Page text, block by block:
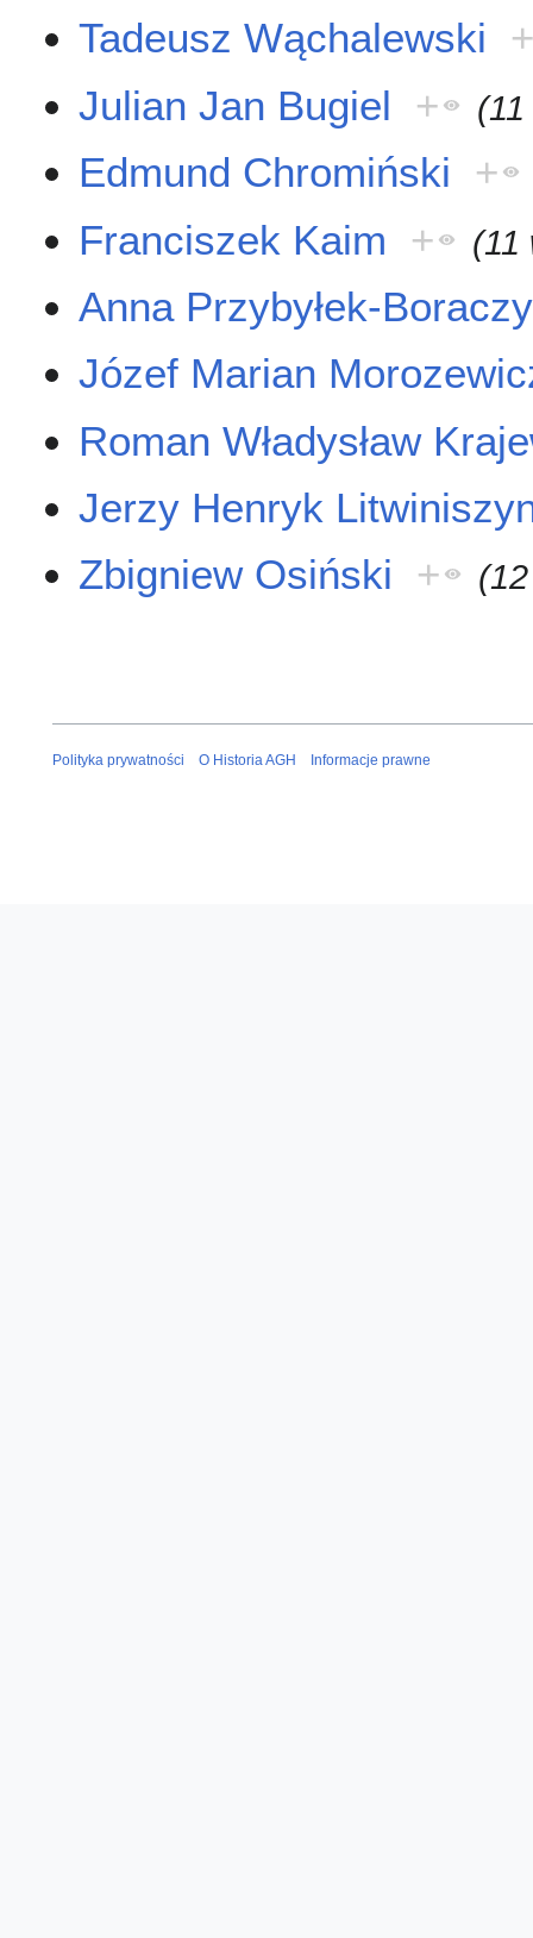
Tadeusz Wąchalewski
Julian Jan Bugiel
+
Edmund Chromiński
+
Franciszek Kaim
+ (11
Anna Przybyłek-
Józef Marian
Roman Władysław
Jerzy Henryk
Zbigniew Osiński
+
Polityka prywatności O Historia AGH Informacje prawne